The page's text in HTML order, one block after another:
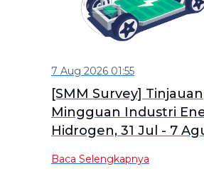
7 Aug 2026 01:55
[SMM Survey] Tinjauan
Mingguan Industri
Hidrogen, 31 Jul - 7
Baca Selengkapnya